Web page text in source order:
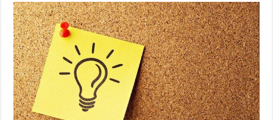
Fire
TV:
Die
besten
Apps
für
die
Streamingbox